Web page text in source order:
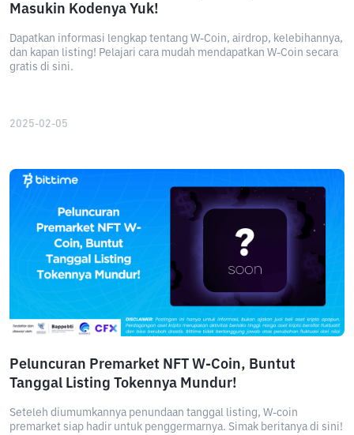
Masukin Kodenya Yuk!
Dapatkan informasi lengkap tentang W-Coin, airdrop, kelebihannya,
dan kapan listing! Pelajari cara mudah mendapatkan W-Coin secara
gratis di sini.
2025-02-05
Peluncuran Premarket NFT W-Coin, Buntut
Tanggal Listing Tokennya Mundur!
Seteleh diumumkannya penundaan tanggal listing, W-coin
premarket siap hadir untuk penggermarnya. Simak beritanya di sini!